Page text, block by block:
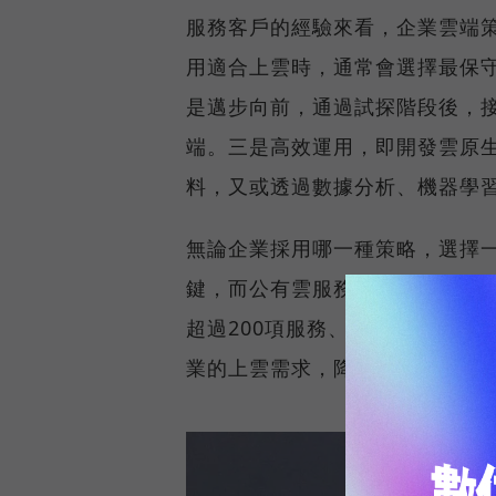
服務客戶的經驗來看，企業雲端
用適合上雲時，通常會選擇最保
是邁步向前，通過試探階段後，
端。三是高效運用，即開發雲原
料，又或透過數據分析、機器學
無論企業採用哪一種策略，選擇
鍵，而公有雲服務領導品牌
超過200項服務、300項雲端安
業的上雲需求，降低雲端應用的